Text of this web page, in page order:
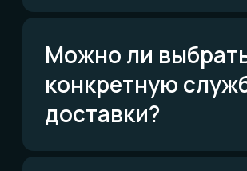
Telegram
Написать в Telegram